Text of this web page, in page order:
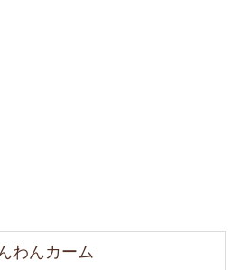
わんカーム